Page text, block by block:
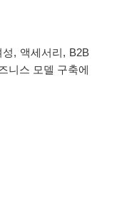
성, 액세서리, B2B
니스 모델 구축에